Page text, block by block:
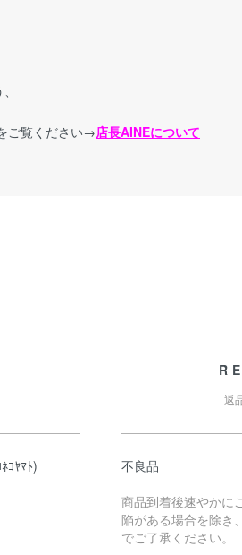
ご覧ください→店長AINEについて
ｺﾔﾏﾄ)
返
不良品
商品到着後速やかに
陥がある場合を除き
でご了承ください。